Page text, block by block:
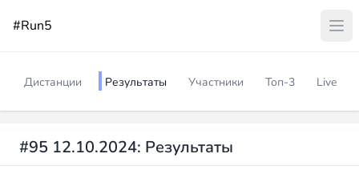
#Run5
Дистанции Результаты Участники Топ-3 Live
#95 12.10.2024: Результаты